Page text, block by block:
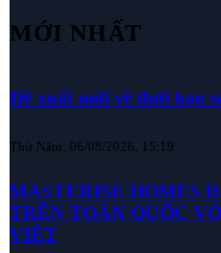
MỚI NHẤT
Đề xuất mới về thời hạn
Thứ Năm, 06/08/2026, 15:19
MASTERISE HOMES
TRÊN TOÀN QUỐC
VIỆT